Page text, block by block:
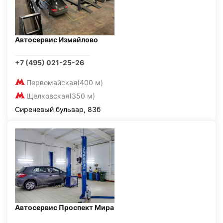
Автосервис Измайлово
+7 (495) 021-25-26
Первомайская(400 м)
Щелковская(350 м)
Сиреневый бульвар, 83б
Автосервис Проспект Мира